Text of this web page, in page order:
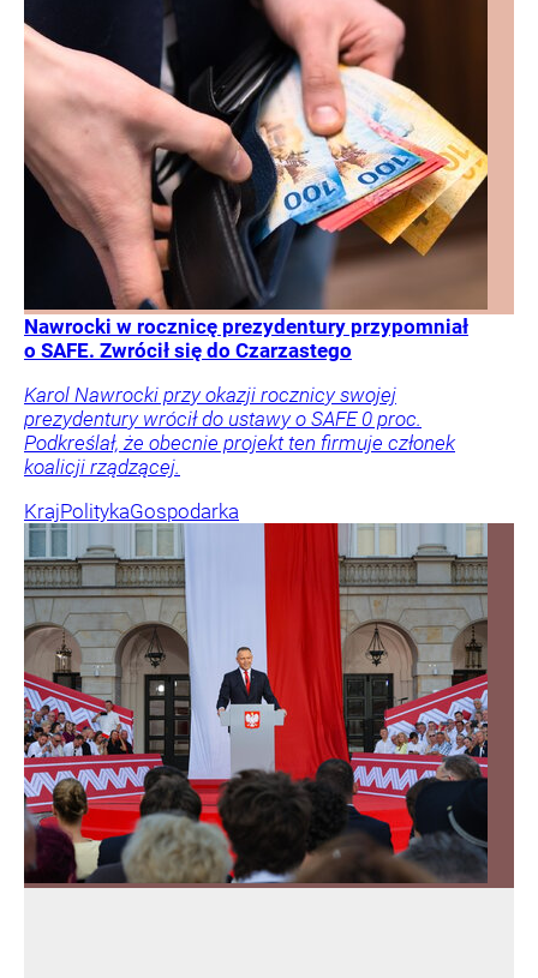
Nawrocki w rocznicę prezydentury przypomniał
o SAFE. Zwrócił się do Czarzastego
Karol Nawrocki przy okazji rocznicy swojej
prezydentury wrócił do ustawy o SAFE 0 proc.
Podkreślał, że obecnie projekt ten firmuje członek
koalicji rządzącej.
KrajPolitykaGospodarka